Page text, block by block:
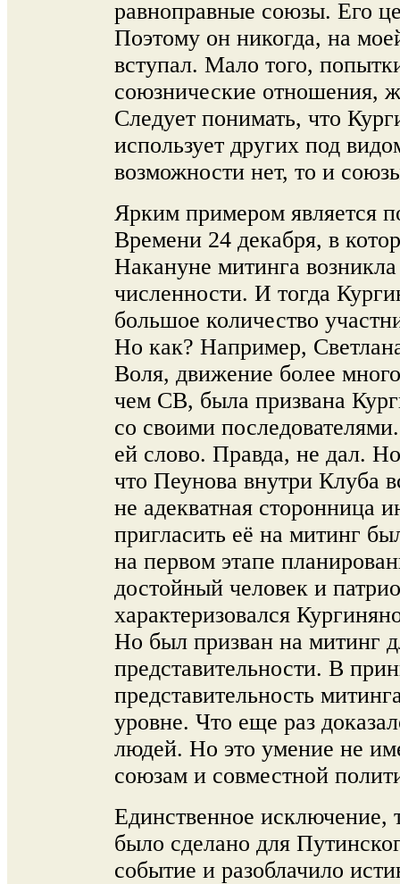
равноправные союзы. Его
Поэтому он никогда, на
вступал. Мало того,
союзнические отношения,
Следует понимать, что
использует других под
возможности нет, то и
Ярким примером является
Времени 24 декабря, в
Накануне митинга
численности. И тогда
большое количество
Но как? Например,
Воля, движение более
чем СВ, была призвана
со своими
ей слово. Правда, не дал.
что Пеунова внутри Клуба
не адекватная сторонница
пригласить её на митинг
на первом этапе
достойный человек и
характеризовался
Но был призван на митинг
представительности. В
представительность
уровне. Что еще раз
людей. Но это умение не
союзам и совместной
Единственное исключение,
было сделано для
событие и разоблачило